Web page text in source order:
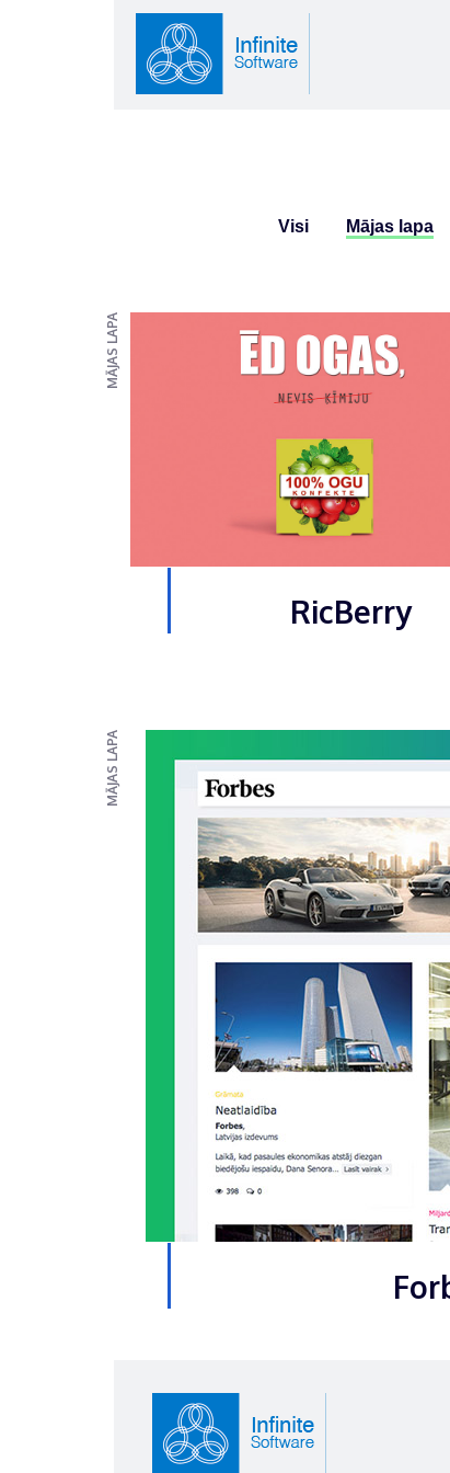
Visi Mājas lapa
MĀJAS LAPA
RicBerry
MĀJAS LAPA